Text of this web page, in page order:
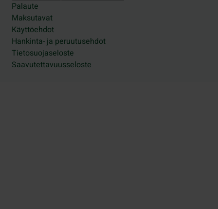
Palaute
Maksutavat
Käyttöehdot
Hankinta- ja peruutusehdot
Tietosuojaseloste
Saavutettavuusseloste